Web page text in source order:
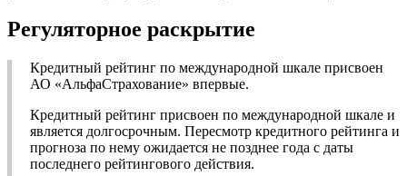
Регуляторное раскрытие
Кредитный рейтинг по международной шкале присвоен
АО «АльфаСтрахование» впервые.
Кредитный рейтинг присвоен по международной шкале и
является долгосрочным. Пересмотр кредитного рейтинга и
прогноза по нему ожидается не позднее года с даты
последнего рейтингового действия.